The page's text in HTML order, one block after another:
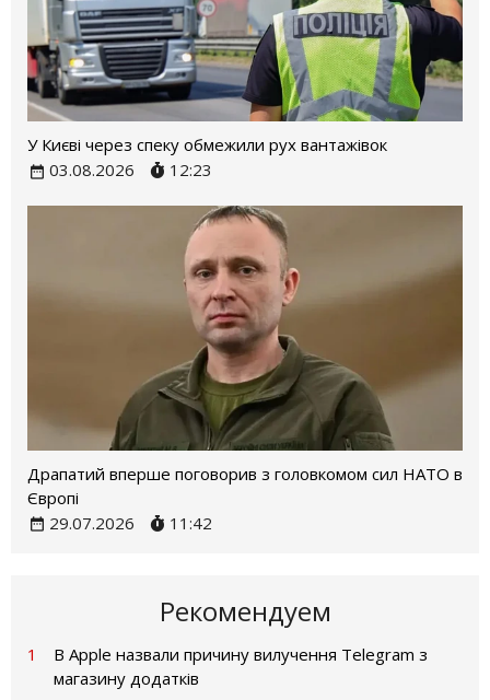
У Києві через спеку обмежили рух вантажівок
03.08.2026
12:23
Драпатий вперше поговорив з головкомом сил НАТО в
Європі
29.07.2026
11:42
Рекомендуем
1
В Apple назвали причину вилучення Telegram з
магазину додатків